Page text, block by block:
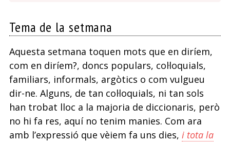
Tema de la setmana
Aquesta setmana toquen mots que en diríem,
com en diríem?, doncs populars, col·loquials,
familiars, informals, argòtics o com vulgueu
dir-ne. Alguns, de tan col·loquials, ni tan sols
han trobat lloc a la majoria de diccionaris, però
no hi fa res, aquí no tenim manies. Com ara
amb l’expressió que vèiem fa uns dies, i tota la